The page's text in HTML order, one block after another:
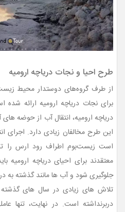
طرح احیا و نجات دریاچه ارومیه
از طرف گروه‌های دوستدار محیط
برای نجات دریاچه ارومیه ارائه
دریاچه ارومیه، انتقال آب از حوضه
این طرح مخالفان زیادی دارد. اجرای
است زیست‌بوم اطراف رود ارس را
معتقدند برای احیای دریاچه ارومیه
جلوگیری شود و آب ها مانند گذشته به
تلاش های زیادی در سال های
دربرنداشته است. در نهایت، تنها